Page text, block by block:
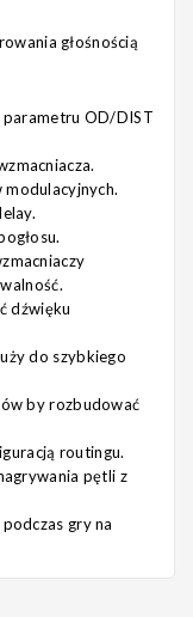
głośnością
parametru OD/DIST
dźwięku
do szybkiego
by rozbudować
routingu.
pętli z
gry na